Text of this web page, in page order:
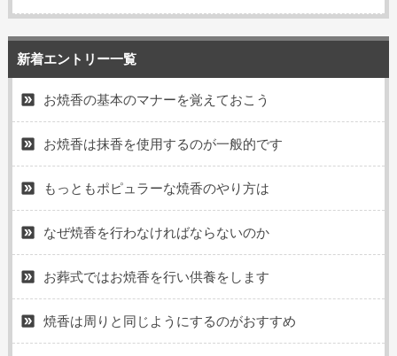
新着エントリー一覧
お焼香の基本のマナーを覚えておこう
お焼香は抹香を使用するのが一般的です
もっともポピュラーな焼香のやり方は
なぜ焼香を行わなければならないのか
お葬式ではお焼香を行い供養をします
焼香は周りと同じようにするのがおすすめ